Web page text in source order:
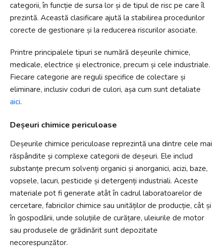
categorii, în funcție de sursa lor și de tipul de risc pe care îl
prezintă. Această clasificare ajută la stabilirea procedurilor
corecte de gestionare și la reducerea riscurilor asociate.
Printre principalele tipuri se numără deșeurile chimice,
medicale, electrice și electronice, precum și cele industriale.
Fiecare categorie are reguli specifice de colectare și
eliminare, inclusiv coduri de culori, așa cum sunt detaliate
aici.
Deșeuri chimice periculoase
Deșeurile chimice periculoase reprezintă una dintre cele mai
răspândite și complexe categorii de deșeuri. Ele includ
substanțe precum solvenți organici și anorganici, acizi, baze,
vopsele, lacuri, pesticide și detergenți industriali. Aceste
materiale pot fi generate atât în cadrul laboratoarelor de
cercetare, fabricilor chimice sau unităților de producție, cât și
în gospodării, unde soluțiile de curățare, uleiurile de motor
sau produsele de grădinărit sunt depozitate
necorespunzător.